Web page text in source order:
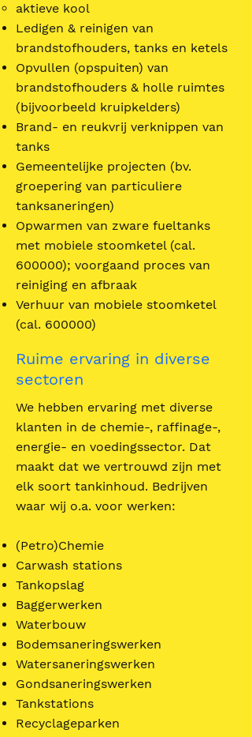
aktieve kool
Ledigen & reinigen van
brandstofhouders, tanks en ketels
Opvullen (opspuiten) van
brandstofhouders & holle ruimtes
(bijvoorbeeld kruipkelders)
Brand- en reukvrij verknippen van
tanks
Gemeentelijke projecten (bv.
groepering van particuliere
tanksaneringen)
Opwarmen van zware fueltanks
met mobiele stoomketel (cal.
600000); voorgaand proces van
reiniging en afbraak
Verhuur van mobiele stoomketel
(cal. 600000)
Ruime ervaring in diverse
sectoren
We hebben ervaring met diverse
klanten in de chemie-, raffinage-,
energie- en voedingssector. Dat
maakt dat we vertrouwd zijn met
elk soort tankinhoud. Bedrijven
waar wij o.a. voor werken:
(Petro)Chemie
Carwash stations
Tankopslag
Baggerwerken
Waterbouw
Bodemsaneringswerken
Watersaneringswerken
Gondsaneringswerken
Tankstations
Recyclageparken